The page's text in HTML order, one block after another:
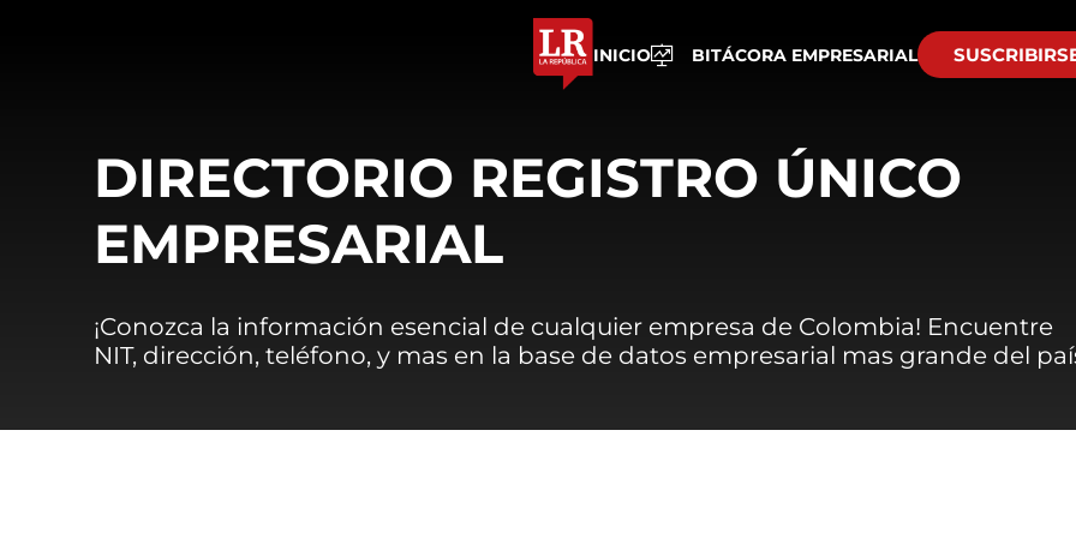
INICIO BITÁCORA EMPRESARIAL
DIRECTORIO REGISTRO ÚNICO
EMPRESARIAL
¡Conozca la información esencial de cualquier empresa de Colombia! Encuentre
NIT, dirección, teléfono, y mas en la base de datos empresarial mas grande del